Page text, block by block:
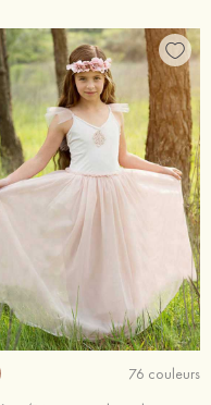
76 couleurs